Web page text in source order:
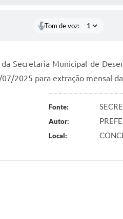
Tom de voz:
Secretaria Municipal de
2025 para extração mensal
Fonte:
Autor:
Local: